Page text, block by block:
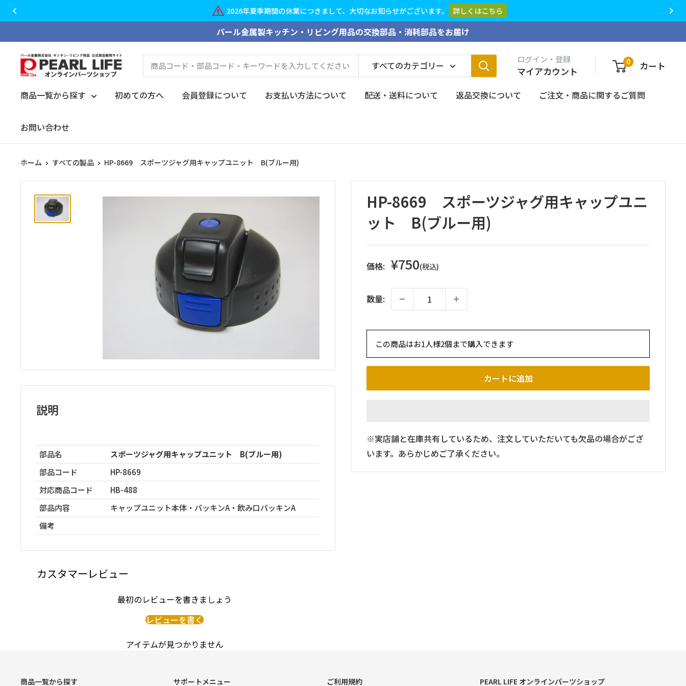
2026年夏季期間の休業につきまして、大切なお知らせがございます。 詳しくはこちら
ン
ッ
パール金属製キッチン・リビング用品の交換部品・消耗部品をお届け
PEARL
LIFE
オ
イ
パ
ー
すべてのカテゴリー ログイン・登録
マイアカウント
0 カート
商品一覧から探す 初めての方へ 会員登録について お支払い方法について 配送・送料について 返品交換について ご注文・商品に関するご質問
お問い合わせ
ホーム すべての製品 HP-8669 スポーツジャグ用キャップユニット B(ブルー用)
HP-8669 スポーツジャグ用キャップユニ
ット B(ブルー用)
価格: 販
価
格
¥750(税込)
数量:
この商品はお1人様2個まで購入できます
カートに追加
※実店舗と在庫共有しているため、注文していただいても欠品の場合がござ
います。あらかじめご了承ください。
説明
部品名
スポーツジャグ用キャップユニット B(ブルー用)
部品コード
HP-8669
対応商品コード
HB-488
部品内容
キャップユニット本体・パッキンA・飲み口パッキンA
備考
カスタマーレビュー
最初のレビューを書きましょう
レビューを書く
アイテムが見つかりません
商品一覧から探す サポートメニュー ご利用規約 PEARL LIFE オンラインパーツショップ